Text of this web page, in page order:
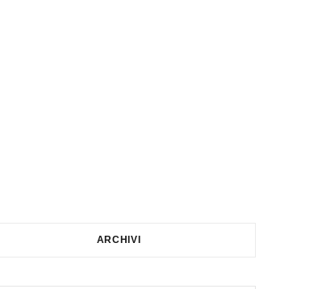
ARCHIVI